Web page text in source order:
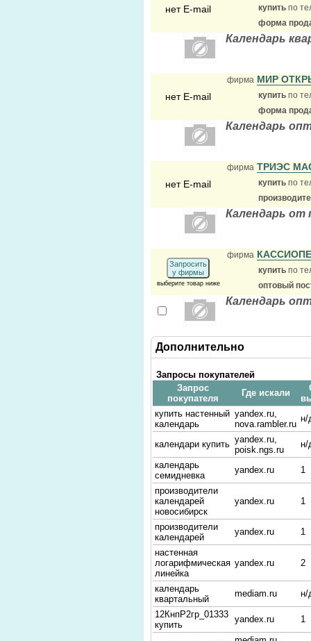
нет E-mail купить по
форма
Календарь
нет E-mail
фирма МИР
купить по
форма
Календарь
нет E-mail
фирма ТРИЭС
купить по
Календарь от
Запросить
у фирмы
выберите товар ниже
фирма
купить по
оптовый
Календарь
Дополнительно
Запросы покупателей
Запрос
покупателя
Где искали
купить настенный
календарь
yandex.ru,
nova.rambler.ru
н/
календари купить yandex.ru,
poisk.ngs.ru
н/
календарь
семидневка
yandex.ru
1
производители
календарей
новосибирск
yandex.ru 1
производители
календарей
yandex.ru
1
настенная
логарифмическая
линейка
yandex.ru 2
календарь
квартальный
mediam.ru
н/
12КнпР2гр_01333
купить
yandex.ru 1